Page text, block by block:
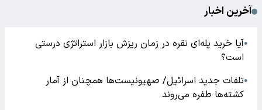
آخرین اخبار
●آیا خرید پله‌ای نقره در زمان ریزش بازار استراتژی درستی
است؟
●تلفات جدید اسرائیل/ صهیونیست‌ها همچنان از آمار
کشته‌ها طفره می‌روند